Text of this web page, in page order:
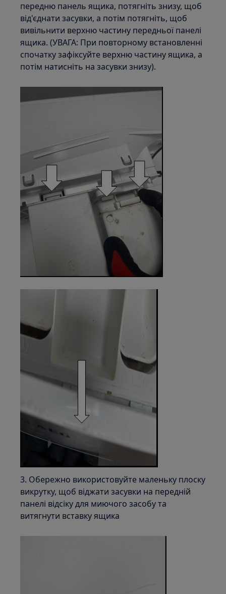
передню панель ящика, потягніть знизу, щоб
від'єднати засувки, а потім потягніть, щоб
вивільнити верхню частину передньої панелі
ящика. (УВАГА: При повторному встановленні
спочатку зафіксуйте верхню частину ящика, а
потім натисніть на засувки знизу).
3. Обережно використовуйте маленьку плоску
викрутку, щоб віджати засувки на передній
панелі відсіку для миючого засобу та
витягнути вставку ящика